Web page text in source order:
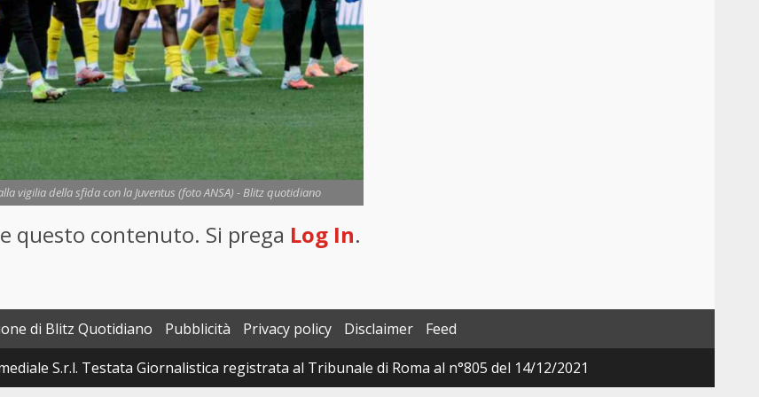
vigilia della sfida con la Juventus (foto ANSA) - Blitz quotidiano
questo contenuto. Si prega Log In.
di Blitz Quotidiano Pubblicità Privacy policy Disclaimer
Feed
S.r.l. Testata Giornalistica registrata al Tribunale di Roma al n°805 del 14/12/2021